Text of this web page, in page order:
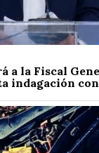
a la Fiscal
indagación